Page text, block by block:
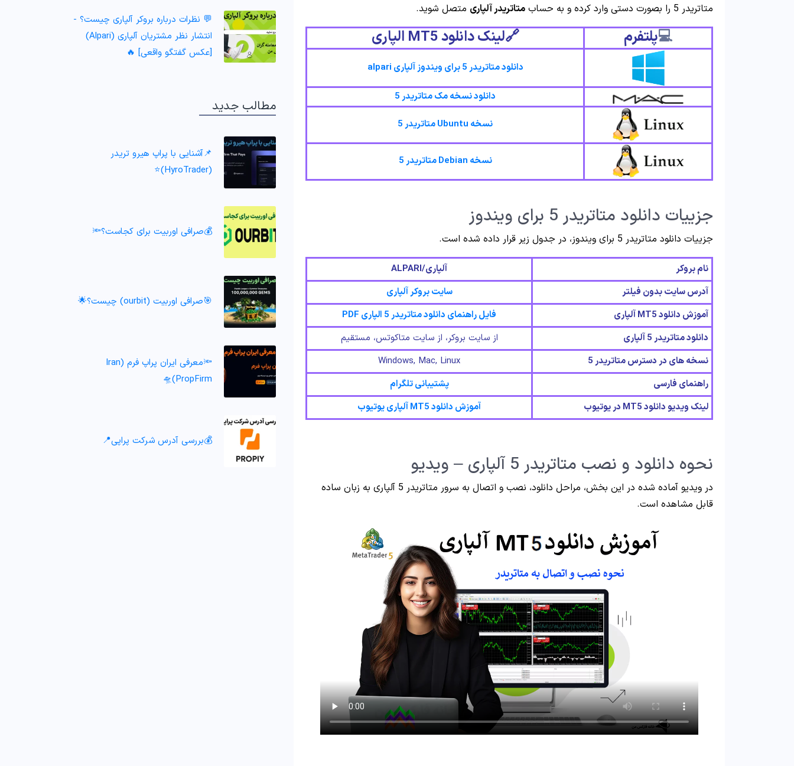
متاتریدر 5 را بصورت دستی وارد کرده و به حساب
متاتریدر آلپاری متصل شوید.
💻پلتفرم 🔗لینک دانلود MT5 الپاری
دانلود متاتریدر 5 برای ویندوز آلپاری alpari
دانلود نسخه مک متاتریدر 5
نسخه Ubuntu متاتریدر 5
نسخه Debian متاتریدر 5
جزییات دانلود متاتریدر 5 برای ویندوز
جزییات دانلود متاتریدر 5 برای ویندوز، در جدول زیر قرار داده شده است.
نام بروکر آلپاری/ALPARI
آدرس سایت بدون فیلتر
سایت بروکر آلپاری
آموزش دانلود MT5 آلپاری
فایل راهنمای دانلود متاتریدر 5 الپاری PDF
دانلود متاتریدر 5 آلپاری
از سایت بروکر، از سایت متاکوتس، مستقیم
نسخه های در دسترس متاتریدر 5
Windows, Mac, Linux
راهنمای فارسی
پشتیبانی تلگرام
لینک ویدیو دانلود MT5 در یوتیوب
آموزش دانلود MT5 آلپاری یوتیوب
نحوه دانلود و نصب متاتریدر 5 آلپاری – ویدیو
در ویدیو آماده شده در این بخش، مراحل دانلود، نصب و اتصال به سرور متاتریدر 5 آلپاری به زبان ساده
قابل مشاهده است.
💬 نظرات درباره بروکر آلپاری چیست؟ -
انتشار نظر مشتریان آلپاری (Alpari)
[عکس گفتگو واقعی] 🔥
مطالب جدید
📌آشنایی با پراپ هیرو تریدر
(HyroTrader)⭐️
💰صرافی اوربیت برای کجاست؟🔦
🎯صرافی اوربیت (ourbit) چیست؟🌟
🔦معرفی ایران پراپ فرم (Iran
PropFirm)🛸
💰بررسی آدرس شرکت پراپی📍